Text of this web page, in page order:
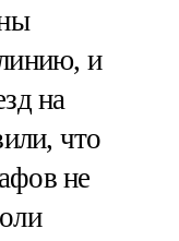
и
на
что
не